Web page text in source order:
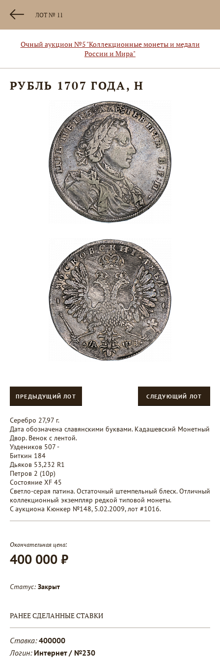
ЛОТ № 11
Очный аукцион №5 "Коллекционные монеты и медали
России и Мира"
РУБЛЬ 1707 ГОДА, H
ПРЕДЫДУЩИЙ ЛОТ СЛЕДУЮЩИЙ ЛОТ
Серебро 27,97 г.
Дата обозначена славянскими буквами. Кадашевский Монетный
Двор. Венок с лентой.
Уздеников 507 -
Биткин 184
Дьяков 53,232 R1
Петров 2 (10p)
Состояние XF 45
Светло-серая патина. Остаточный штемпельный блеск. Отличный
коллекционный экземпляр редкой типовой монеты.
С аукциона Кюнкер №148, 5.02.2009, лот #1016.
Окончательная цена:
400 000 ₽
Статус: Закрыт
РАНЕЕ СДЕЛАННЫЕ СТАВКИ
Ставка: 400000
Логин: Интернет / №230